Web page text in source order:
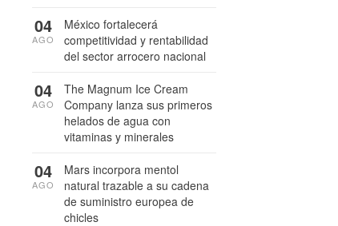
México fortalecerá
competitividad y rentabilidad
del sector arrocero nacional
04
AGO
The Magnum Ice Cream
Company lanza sus primeros
helados de agua con
vitaminas y minerales
04
AGO
Mars incorpora mentol
natural trazable a su cadena
de suministro europea de
chicles
04
AGO